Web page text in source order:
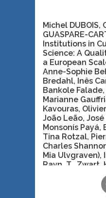
Michel DUBOIS,
GUASPARE-
Institutions in
Science: A
a European
Anne-Sophie
Bredahl, Inês
Bankole
Marianne
Kavouras,
João Leão,
Monsonís Payá,
Tina Rotzal,
Charles
Mia Ulvgraven),
Ravn, T., Zwart,
Science.
and Innovation
, 2026,